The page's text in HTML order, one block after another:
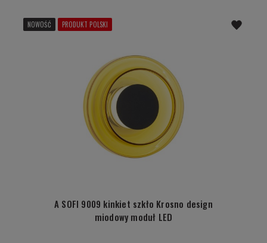
A SOFI 9009 kinkiet szkło Krosno design
miodowy moduł LED
NOWOŚĆ PRODUKT POLSKI